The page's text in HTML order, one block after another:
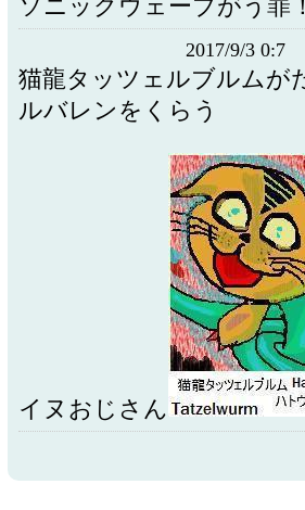
ソニックウェーブがう罪
2017/9/3 0:7
猫龍タッツェルブルム
ルバレンをくらう
イヌおじさん